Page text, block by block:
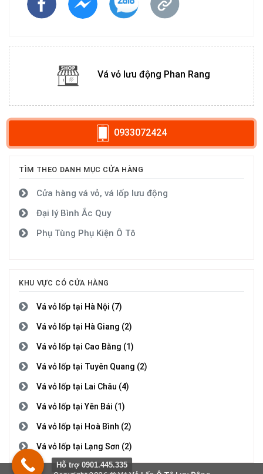
Vá vỏ lưu động Phan Rang
0933072424
TÌM THEO DANH MỤC CỬA HÀNG
Cửa hàng vá vỏ, vá lốp lưu động
Đại lý Bình Ắc Quy
Phụ Tùng Phụ Kiện Ô Tô
KHU VỰC CÓ CỬA HÀNG
Vá vỏ lốp tại Hà Nội (7)
Vá vỏ lốp tại Hà Giang (2)
Vá vỏ lốp tại Cao Bằng (1)
Vá vỏ lốp tại Tuyên Quang (2)
Vá vỏ lốp tại Lai Châu (4)
Vá vỏ lốp tại Yên Bái (1)
Vá vỏ lốp tại Hoà Bình (2)
Vá vỏ lốp tại Lạng Sơn (2)
Vá vỏ lốp tại Quảng Ninh (4)
Hỗ trợ 0901.445.335